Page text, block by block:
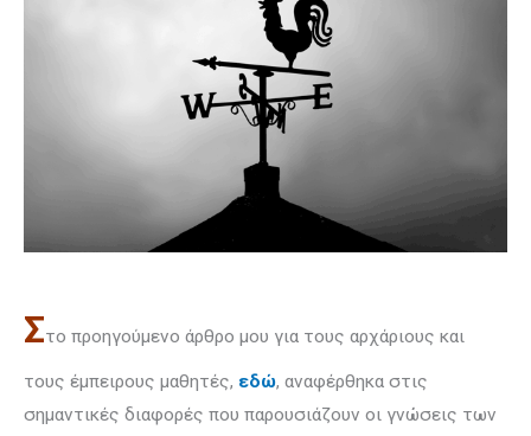
Στο προηγούμενο άρθρο μου για τους αρχάριους και
τους έμπειρους μαθητές, εδώ, αναφέρθηκα στις
σημαντικές διαφορές που παρουσιάζουν οι γνώσεις των